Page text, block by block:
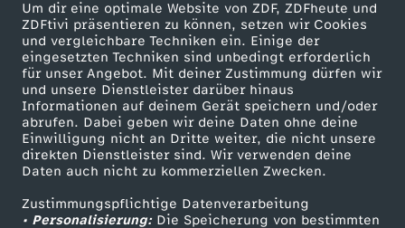
Um dir eine optimale Website von ZDF, ZDFheute und
ZDFtivi präsentieren zu können, setzen wir Cookies
und vergleichbare Techniken ein. Einige der
eingesetzten Techniken sind unbedingt erforderlich
für unser Angebot. Mit deiner Zustimmung dürfen wir
und unsere Dienstleister darüber hinaus
Informationen auf deinem Gerät speichern und/oder
abrufen. Dabei geben wir deine Daten ohne deine
Einwilligung nicht an Dritte weiter, die nicht unsere
direkten Dienstleister sind. Wir verwenden deine
Daten auch nicht zu kommerziellen Zwecken.
Zustimmungspflichtige Datenverarbeitung
• Personalisierung:Die Speicherung von bestimmten
i
n
E
u
r
Mehr ZDF
ZDF-Apps
Smart TV
ZDFtext
Livestreams
Service
ZDFmitreden
Kontakt zum ZDF
Tickets
Zuschauerservice